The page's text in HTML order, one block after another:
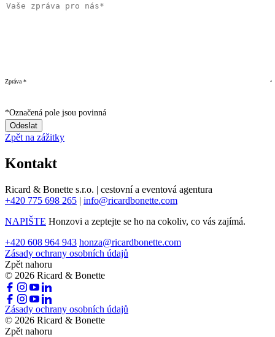
Zpráva *
*Označená pole jsou povinná
Odeslat
Došlo k chybě při odesílání. Zkuste to prosím znovu
později.
Zpět na zážitky
Kontakt
Ricard & Bonette s.r.o. | cestovní a eventová agentura
+420 775 698 265 | info@ricardbonette.com
NAPIŠTE Honzovi a zeptejte se ho na cokoliv, co vás zajímá.
+420 608 964 943 honza@ricardbonette.com
Zásady ochrany osobních údajů
Zpět nahoru
© 2026 Ricard & Bonette
Zásady ochrany osobních údajů
© 2026 Ricard & Bonette
Zpět nahoru